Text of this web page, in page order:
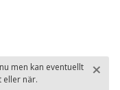
×
men kan eventuellt
eller när.